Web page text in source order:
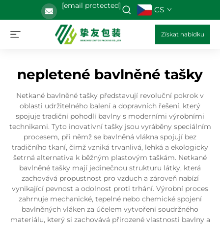
[email protected] CS
Získat nabídku
nepletené bavlněné tašky
Netkané bavlněné tašky představují revoluční pokrok v
oblasti udržitelného balení a dopravních řešení, který
spojuje tradiční pohodlí bavlny s moderními výrobními
technikami. Tyto inovativní tašky jsou vyráběny speciálním
procesem, při němž se bavlněná vlákna spojují bez
tradičního tkaní, čímž vzniká trvanlivá, lehká a ekologicky
šetrná alternativa k běžným plastovým taškám. Netkané
bavlněné tašky mají jedinečnou strukturu látky, která
zachovává propustnost pro vzduch a zároveň nabízí
vynikající pevnost a odolnost proti trhání. Výrobní proces
zahrnuje mechanické, tepelné nebo chemické spojení
bavlněných vláken za účelem vytvoření soudržného
materiálu, který si zachovává přirozené vlastnosti bavlny a